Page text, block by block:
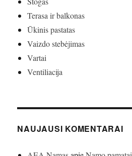
Terasa ir balkonas
Ūkinis pastatas
Vaizdo stebėjimas
Vartai
Ventiliacija
NAUJAUSI KOMENTARAI